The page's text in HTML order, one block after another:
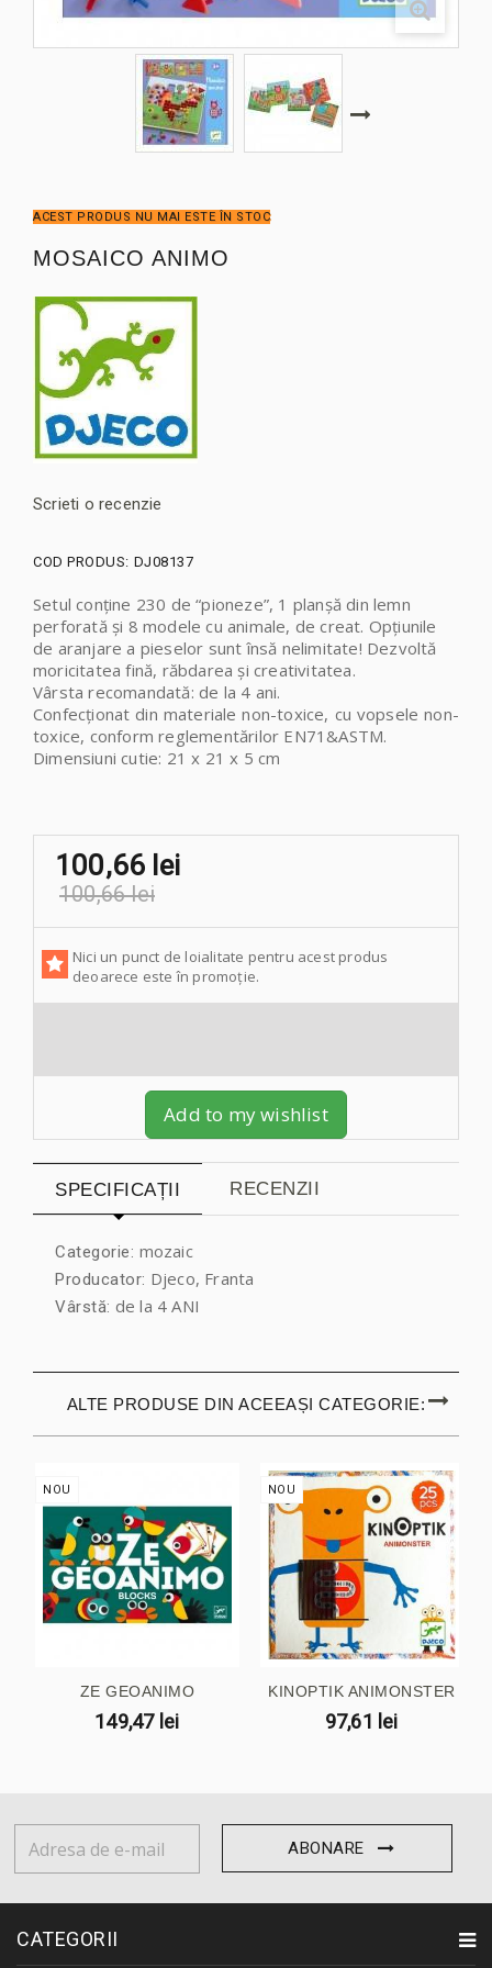
ACEST PRODUS NU MAI ESTE ÎN STOC
MOSAICO ANIMO
Scrieti o recenzie
COD PRODUS: DJ08137
Setul conține 230 de “pioneze”, 1 planșă din lemn
perforată și 8 modele cu animale, de creat. Opţiunile
de aranjare a pieselor sunt însă nelimitate! Dezvoltă
moricitatea fină, răbdarea și creativitatea.
Vârsta recomandată: de la 4 ani.
Confecționat din materiale non-toxice, cu vopsele non-
toxice, conform reglementărilor EN71&ASTM.
Dimensiuni cutie: 21 x 21 x 5 cm
100,66 lei
100,66 lei
Nici un punct de loialitate pentru acest produs
deoarece este în promoție.
Add to my wishlist
SPECIFICAȚII RECENZII
Categorie: mozaic
Producator: Djeco, Franta
Vârstă: de la 4 ANI
ALTE PRODUSE DIN ACEEAȘI CATEGORIE:
NOU
ZE GEOANIMO
149,47 lei
NOU
KINOPTIK ANIMONSTER
97,61 lei
ABONARE
CATEGORII